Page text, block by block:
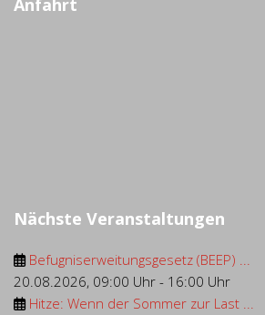
Anfahrt
Nächste Veranstaltungen
Befugniserweitungsgesetz (BEEP) ...
20.08.2026, 09:00 Uhr - 16:00 Uhr
Hitze: Wenn der Sommer zur Last ...